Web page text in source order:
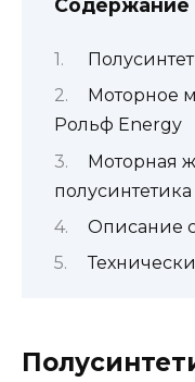
Содержание
Моторное
Рольф Energy
Моторная
полусинтетика
Описание